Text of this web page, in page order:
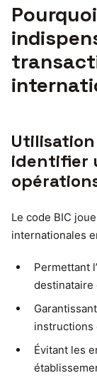
identifier
Le code BIC
internationales
Permettant
destinataire
instructions
Évitant les